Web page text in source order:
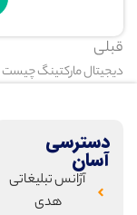
قبلی
دیجیتال مارکتینگ چیست
دسترسی
آسان
آژانس تبلیغاتی
هدی